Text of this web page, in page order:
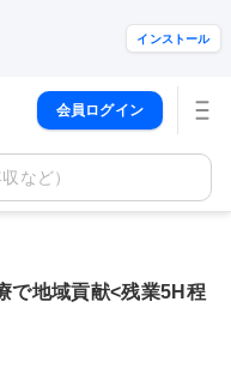
インストール
会員ログイン
など）
で地域貢献<残業5H程